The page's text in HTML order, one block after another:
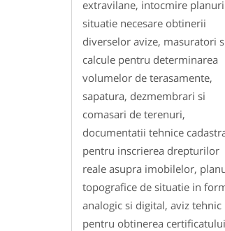
extravilane, intocmire
situatie necesare obtinerii
diverselor avize, masuratori
calcule pentru determinarea
volumelor de terasamente,
sapatura, dezmembrari si
comasari de terenuri,
documentatii tehnice
pentru inscrierea drepturilor
reale asupra imobilelor,
topografice de situatie in
analogic si digital, aviz tehnic
pentru obtinerea